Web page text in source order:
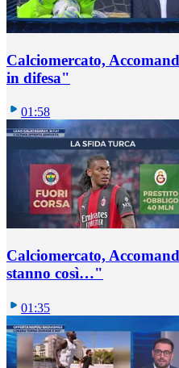
Calciomercato,
in difesa"
01:58
Calciomercato,
stanno così…"
01:35